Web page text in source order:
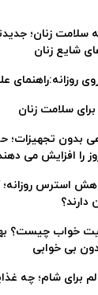
سلامت زنان؛
شایع زنان
سلامت زنان
بدون تجهیزات؛
را افزایش می
استرس
دارند؟
خواب چیست؟
بی خوابی
برای شام؛ چه